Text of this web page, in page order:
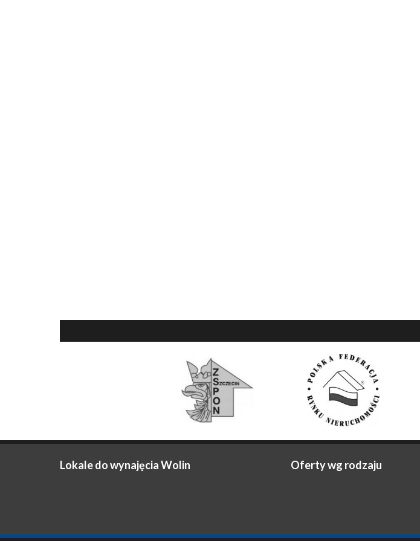
Lokale do wynajęcia Wolin Oferty wg rodzaju